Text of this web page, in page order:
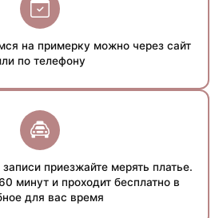
на примерку можно через сайт
по телефону
приезжайте мерять платье.
минут и проходит бесплатно в
для вас время